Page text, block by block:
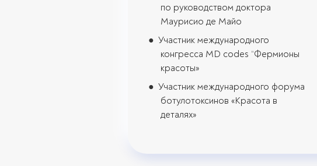
по руководством доктора
Маурисио де Майо
Участник международного
конгресса MD codes “Фермионы
красоты»
Участник международного форума
ботулотоксинов «Красота в
деталях»